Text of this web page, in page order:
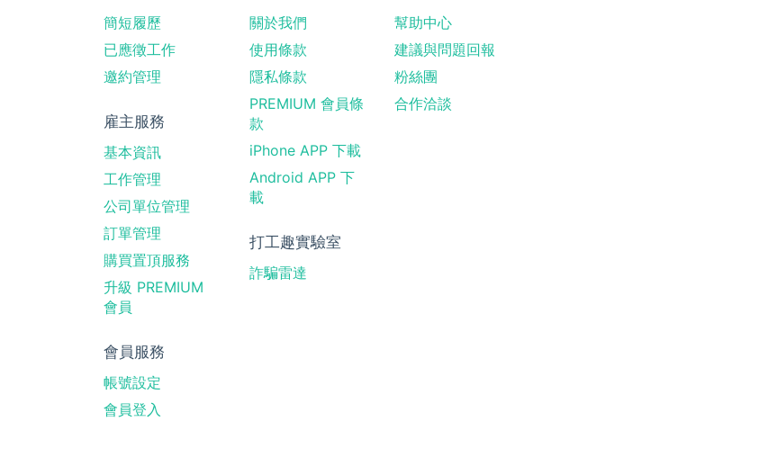
簡短履歷
已應徵工作
邀約管理
雇主服務
基本資訊
工作管理
公司單位管理
訂單管理
購買置頂服務
升級 PREMIUM
會員
會員服務
帳號設定
會員登入
關於我們
使用條款
隱私條款
PREMIUM 會員條
款
iPhone APP 下載
Android APP 下
載
打工趣實驗室
詐騙雷達
幫助中心
建議與問題回報
粉絲團
合作洽談